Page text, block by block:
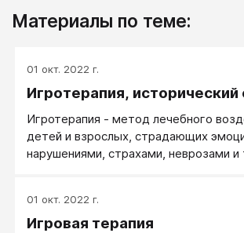
Материалы по теме:
01 окт. 2022 г.
Игротерапия, исторический
Игротерапия - метод лечебного
детей и взрослых, страдающих
нарушениями, страхами, неврозами и
личности. Одним из первых игру в
психотерапии в качестве
01 окт. 2022 г.
Игровая терапия